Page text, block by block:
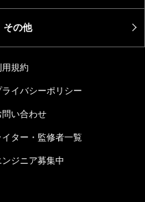
その他
用規約
ライバシーポリシー
問い合わせ
イター・監修者一覧
ンジニア募集中